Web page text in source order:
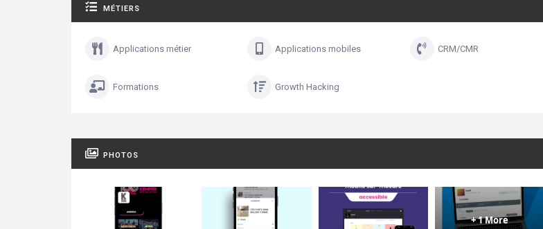
MÉTIERS
Applications métier Applications mobiles CRM/CMR
Formations Growth Hacking
PHOTOS
+ 1 More